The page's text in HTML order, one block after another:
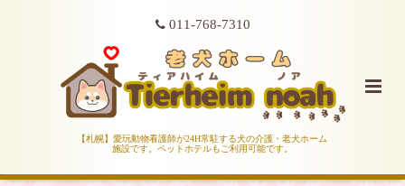
011-768-7310
【札幌】愛玩動物看護師が24H常駐する犬の介護・老犬ホーム
施設です。ペットホテルもご利用可能です。